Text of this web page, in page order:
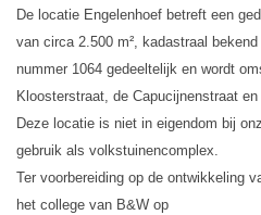
De locatie Engelenhoef betreft een
van circa 2.500 m², kadastraal
nummer 1064 gedeeltelijk en wordt
Kloosterstraat, de Capucijnenstraat
Deze locatie is niet in eigendom bij
gebruik als volkstuinencomplex.
Ter voorbereiding op de ontwikkeling
het college van B&W op